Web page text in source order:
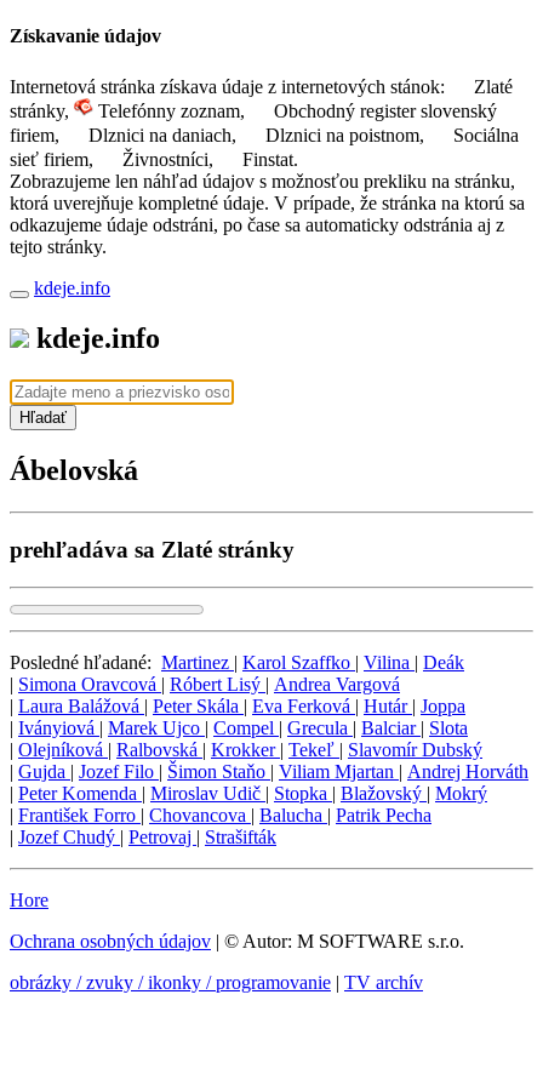
Získavanie údajov
Internetová stránka získava údaje z internetových stánok:
Zlaté
stránky,
Telefónny zoznam,
Obchodný register slovenský
firiem,
Dlznici na daniach, Dlznici na poistnom,
Sociálna
sieť firiem,
Živnostníci,
Finstat.
Zobrazujeme len náhľad údajov s možnosťou prekliku na stránku,
ktorá uverejňuje kompletné údaje. V prípade, že stránka na ktorú sa
odkazujeme údaje odstráni, po čase sa automaticky odstránia aj z
tejto stránky.
kdeje.info
kdeje.info
Hľadať
Ábelovská
prehľadáva sa Zlaté stránky
Posledné hľadané: Martinez | Karol Szaffko | Vilina | Deák
| Simona Oravcová | Róbert Lisý | Andrea Vargová
| Laura Balážová | Peter Skála | Eva Ferková | Hutár | Joppa
| Iványiová | Marek Ujco | Compel | Grecula | Balciar | Slota
| Olejníková | Ralbovská | Krokker | Tekeľ | Slavomír Dubský
| Gujda | Jozef Filo | Šimon Staňo | Viliam Mjartan | Andrej Horváth
| Peter Komenda | Miroslav Udič | Stopka | Blažovský | Mokrý
| František Forro | Chovancova | Balucha | Patrik Pecha
| Jozef Chudý | Petrovaj | Strašifták
Hore
Ochrana osobných údajov | © Autor: M SOFTWARE s.r.o.
obrázky / zvuky / ikonky / programovanie | TV archív